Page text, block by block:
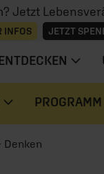
Jetzt
INFOS JETZT
PROGRAMM
Denken